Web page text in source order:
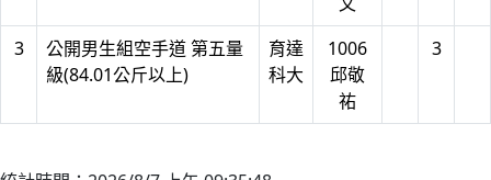
3
公開男生組空手道 第五量
級(84.01公斤以上)
育達
科大
1006
邱敬
祐
3